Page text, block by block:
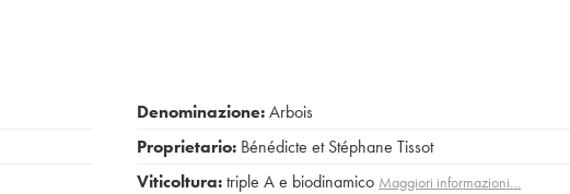
Denominazione:Arbois
Proprietario: Bénédicte et Stéphane Tissot
Viticoltura:triple A e biodinamico Maggiori informazioni…